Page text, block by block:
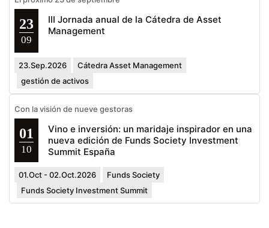
23
09
III Jornada anual de la Cátedra de Asset
Management
23.Sep.2026
Cátedra Asset Management
gestión de activos
Con la visión de nueve gestoras
01
10
Vino e inversión: un maridaje inspirador en una
nueva edición de Funds Society Investment
Summit España
01.Oct - 02.Oct.2026
Funds Society
Funds Society Investment Summit